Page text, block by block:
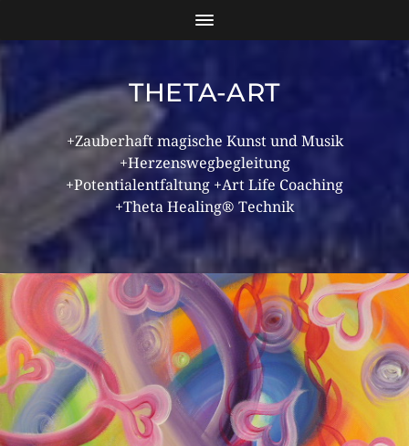
THETA-ART
+Zauberhaft magische Kunst und Musik
+Herzenswegbegleitung
+Potentialentfaltung +Art Life Coaching
+Theta Healing® Technik